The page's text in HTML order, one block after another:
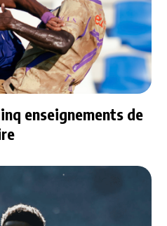
enseignements de